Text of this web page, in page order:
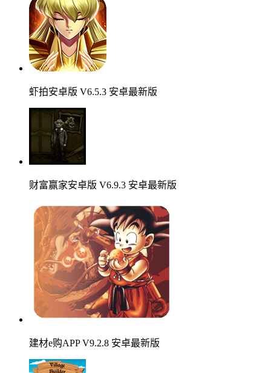
虾拍安卓版 V6.5.3 安卓最新版
财富赢家安卓版 V6.9.3 安卓最新版
建材e购APP V9.2.8 安卓最新版